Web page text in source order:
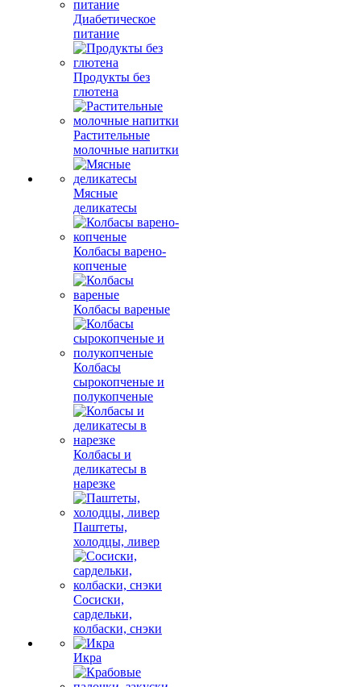
Диабетическое
питание
Продукты без
глютена
Растительные
молочные напитки
Мясные
деликатесы
Колбасы варено-
копченые
Колбасы вареные
Колбасы
сырокопченые и
полукопченые
Колбасы и
деликатесы в
нарезке
Паштеты,
холодцы, ливер
Сосиски,
сардельки,
колбаски, снэки
Икра